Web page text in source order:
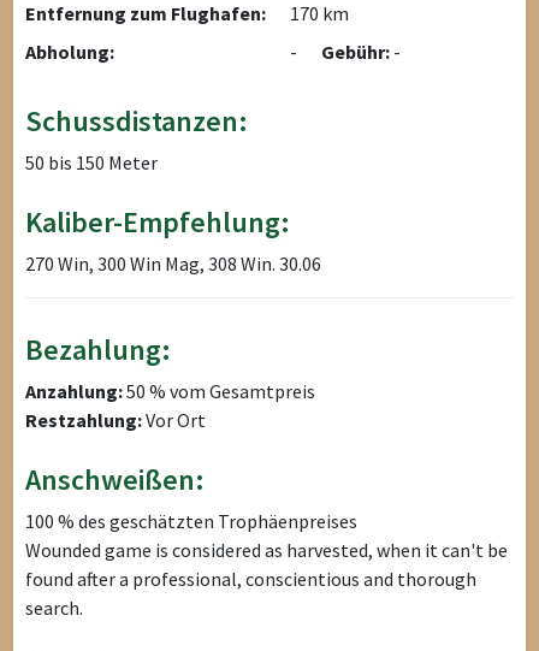
Entfernung zum Flughafen:
170 km
Abholung:
- Gebühr: -
Schussdistanzen:
50 bis 150 Meter
Kaliber-Empfehlung:
270 Win, 300 Win Mag, 308 Win. 30.06
Bezahlung:
Anzahlung:50 % vom Gesamtpreis
Restzahlung:Vor Ort
Anschweißen:
100 % des geschätzten Trophäenpreises
Wounded game is considered as harvested, when it can't be
found after a professional, conscientious and thorough
search.